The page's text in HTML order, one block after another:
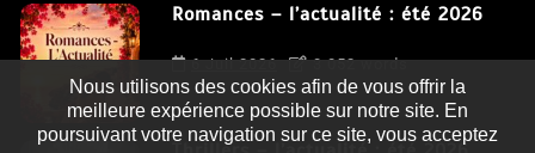
Romances – l’actualité : été 2026
6 Juil 2026 3 052 words
Nous utilisons des cookies afin de vous offrir la
meilleure expérience possible sur notre site. En
poursuivant votre navigation sur ce site, vous acceptez